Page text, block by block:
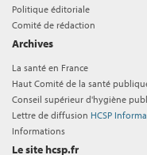
Politique éditoriale
Comité de rédaction
Archives
La santé en France
Haut Comité de la santé
Conseil supérieur d'hygiène
Lettre de diffusion HCSP
Informations
Le site hcsp.fr